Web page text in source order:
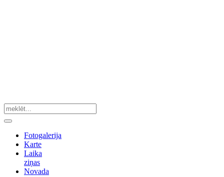
Fotogalerija
Karte
Laika
ziņas
Novada